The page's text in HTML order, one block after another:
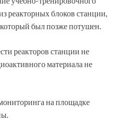
реакторных блоков станции,
был позже потушен.
реакторов станции не
материала не
на площадке